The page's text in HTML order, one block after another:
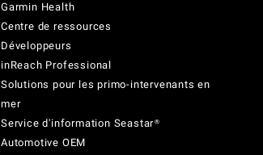
Garmin Health
Centre de ressources
Développeurs
inReach Professional
Solutions pour les primo-intervenants en
mer
Service d'information Seastar®
Automotive OEM